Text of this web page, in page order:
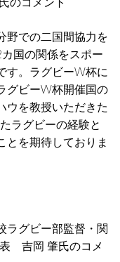
のコメント
野での二国間協力を
国の関係をスポー
す。ラグビーW杯に
グビーW杯開催国の
ウを教授いただきた
ラグビーの経験と
とを期待しておりま
ラグビー部監督・関
吉岡 肇氏のコメ